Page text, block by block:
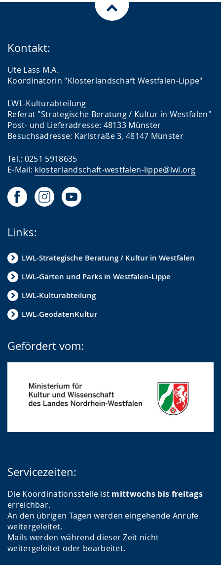
Kontakt:
Ute Lass M.A.
Koordinatorin "Klosterlandschaft Westfalen-Lippe"
LWL-Kulturabteilung
Referat "Strategische Beratung / Kultur in Westfalen"
Post- und Lieferadresse: 48133 Münster
Besuchsadresse: Karlstraße 3, 48147 Münster
Tel.: 0251 5918635
E-Mail: klosterlandschaft-westfalen-lippe@lwl.org
Links:
LWL-Strategische Beratung / Kultur in Westfalen
LWL-Gärten und Parks in Westfalen-Lippe
LWL-Kulturabteilung
LWL-GeodatenKultur
Gefördert vom:
Servicezeiten:
Die Koordinationsstelle ist mittwochs bis freitags
erreichbar.
An den übrigen Tagen werden eingehende Anrufe
weitergeleitet.
Mails werden während dieser Zeit nicht
weitergeleitet oder bearbeitet.